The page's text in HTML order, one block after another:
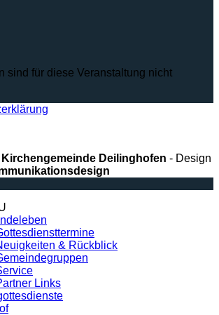
sind für diese Veranstaltung nicht
Kirchengemeinde Deilinghofen - Design
& Rückblick
Links